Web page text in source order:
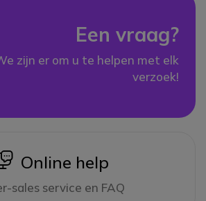
Een vraag?
zijn er om u te helpen met elk
verzoek!
icon
Online help
sales service en FAQ